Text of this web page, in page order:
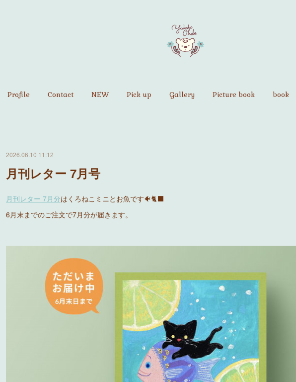
Profile Contact NEW Pick up Gallery Picture book book
2026.06.10 11:12
月刊レター 7月号
月刊レター 7月分はくろねこミニとお魚です🐠🐈‍⬛
6月末までのご注文で7月分が届きます。